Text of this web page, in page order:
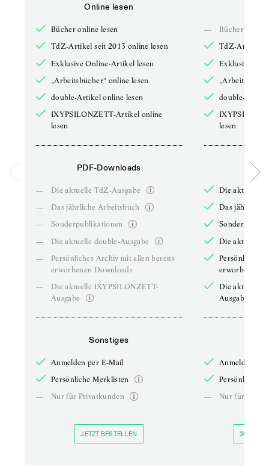
Online lesen
Bücher online lesen
TdZ-Artikel seit 2013 online lesen
Exklusive Online-Artikel lesen
„Arbeitsbücher“ online lesen
double-Artikel online lesen
IXYPSILONZETT-Artikel online
lesen
PDF-Downloads
—
Die aktuelle TdZ-Ausgabe
—
Das jährliche Arbeitsbuch
—
Sonderpublikationen
—
Die aktuelle double-Ausgabe
—
Persönliches Archiv mit allen bereits
erworbenen Downloads
—
Die aktuelle IXYPSILONZETT-
Ausgabe
Sonstiges
Anmelden per E-Mail
Persönliche Merklisten
—
Nur für Privatkunden
JETZT BESTELLEN
—
Bücher online
TdZ-Artikel
Exklusive
double-
lesen
Die aktuelle
Das jährliche
Die aktuelle
Persönliches
erworbenen
Die aktuelle
Ausgabe
Anmelden
Persönliche
—
Nur für
30 TAGE